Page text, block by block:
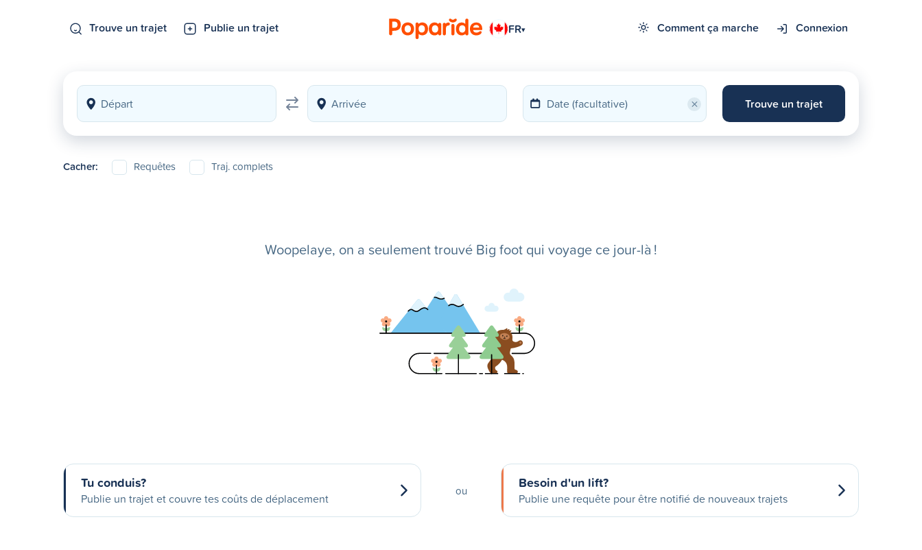
Trouve un trajet Publie un trajet FR▾ Comment ça marche Connexion
× Trouve un trajet
Cacher: Requêtes Traj. complets
Woopelaye, on a seulement trouvé Big foot qui voyage ce jour-là !
Tu conduis?
Publie un trajet et couvre tes coûts de déplacement
ou Besoin d'un lift?
Publie une requête pour être notifié de nouveaux trajets